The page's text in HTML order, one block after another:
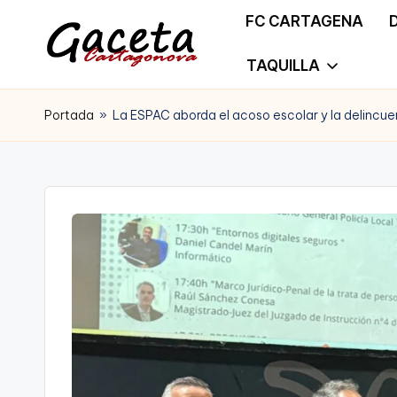
Saltar
al
G
a
e
Gaceta
Cartagonova,
informa
FC CARTAGENA
TAQUILLA
Portada » La ESPAC aborda el acoso escolar y la